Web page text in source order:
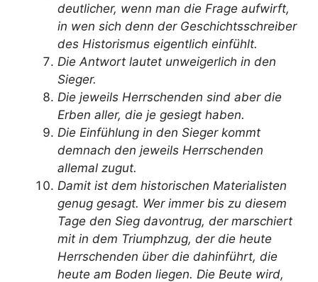
deutlicher, wenn man die Frage aufwirft,
in wen sich denn der Geschichtsschreiber
des Historismus eigentlich einfühlt.
Die Antwort lautet unweigerlich in den
Sieger.
Die jeweils Herrschenden sind aber die
Erben aller, die je gesiegt haben.
Die Einfühlung in den Sieger kommt
demnach den jeweils Herrschenden
allemal zugut.
Damit ist dem historischen Materialisten
genug gesagt. Wer immer bis zu diesem
Tage den Sieg davontrug, der marschiert
mit in dem Triumphzug, der die heute
Herrschenden über die dahinführt, die
heute am Boden liegen. Die Beute wird,